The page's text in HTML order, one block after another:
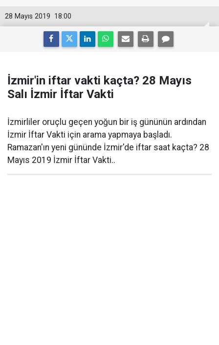
18:00
28 Mayıs 2019
İzmir'in iftar vakti kaçta? 28 Mayıs
Salı İzmir İftar Vakti
İzmirliler oruçlu geçen yoğun bir iş gününün ardından
İzmir İftar Vakti için arama yapmaya başladı.
Ramazan'ın yeni gününde İzmir'de iftar saat kaçta? 28
Mayıs 2019 İzmir İftar Vakti..